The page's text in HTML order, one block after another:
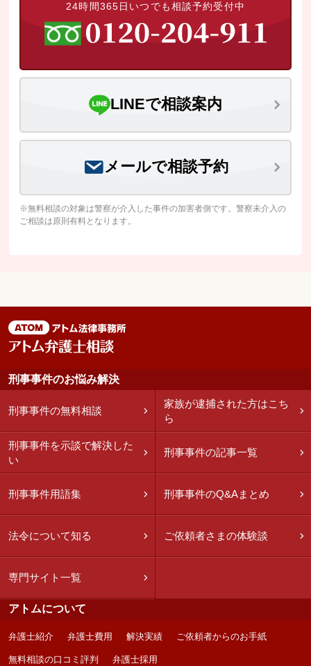
24時間365日いつでも相談予約受付中
LINEで相談案内
メールで相談予約
※無料相談の対象は警察が介入した事件の加害者側です。警察未介入の
ご相談は原則有料となります。
刑事事件のお悩み解決
刑事事件の無料相談
家族が逮捕された方はこち
ら
刑事事件を示談で解決した
い
刑事事件の記事一覧
刑事事件用語集 刑事事件のQ&Aまとめ
法令について知る ご依頼者さまの体験談
専門サイト一覧
アトムについて
弁護士紹介 弁護士費用 解決実績 ご依頼者からのお手紙
無料相談の口コミ評判 弁護士採用